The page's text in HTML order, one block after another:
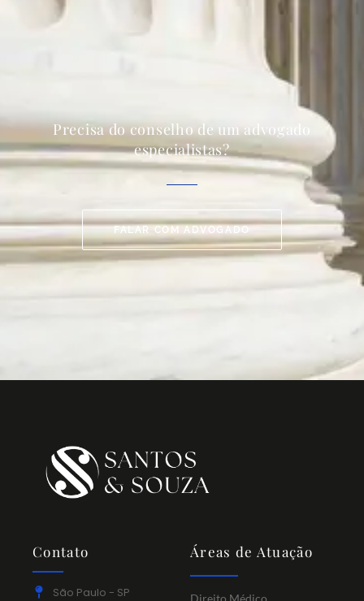
Precisa do conselho de um advogado
especialistas?
FALAR COM ADVOGADO
Contato
São Paulo - SP
Áreas de Atuação
Direito Médico